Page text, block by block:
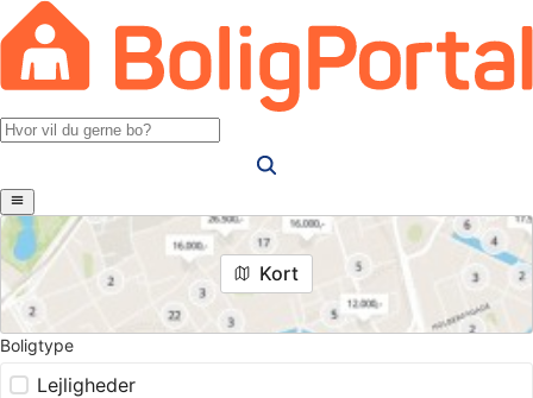
Kort
Boligtype
Lejligheder